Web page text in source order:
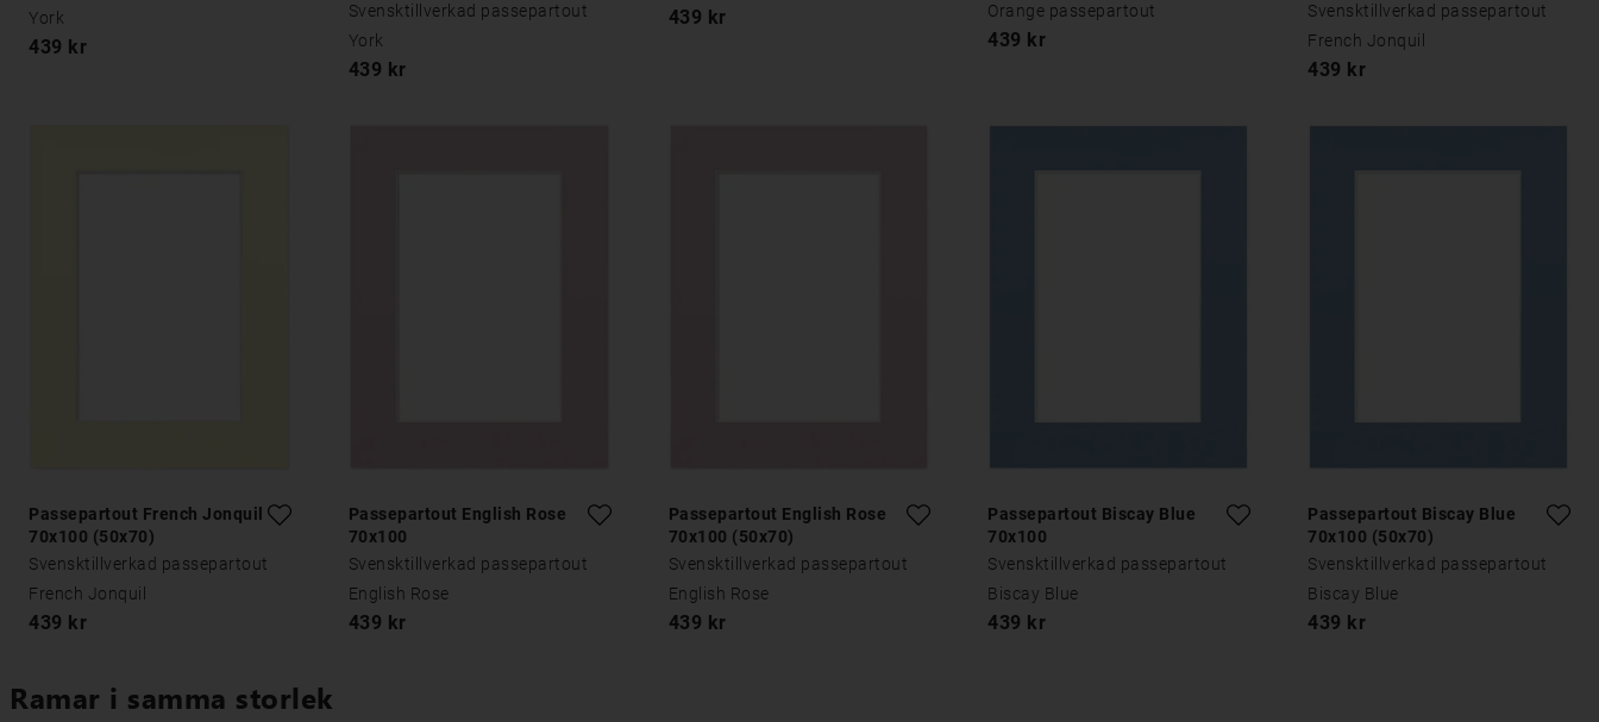
York
439 kr
Svensktillverkad passepartout
York
439 kr
439 kr
Orange passepartout
439 kr
Svensktillverkad passepartout
French Jonquil
439 kr
Passepartout French Jonquil
70x100 (50x70)
Svensktillverkad passepartout
French Jonquil
439 kr
Passepartout English Rose
70x100
Svensktillverkad passepartout
English Rose
439 kr
Passepartout English Rose
70x100 (50x70)
Svensktillverkad passepartout
English Rose
439 kr
Passepartout Biscay Blue
70x100
Svensktillverkad passepartout
Biscay Blue
439 kr
Passepartout Biscay Blue
70x100 (50x70)
Svensktillverkad passepartout
Biscay Blue
439 kr
Ramar i samma storlek